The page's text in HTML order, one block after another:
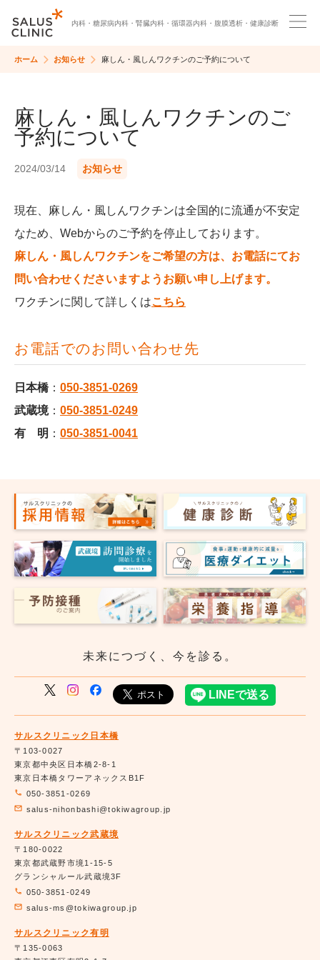
内科・ 糖尿病内科・ 腎臓内科・ 循環器内科・ 腹膜透析・ 健康診断
ホーム お知らせ 麻しん・風しんワクチンのご予約について
麻しん・風しんワクチンのご
予約について
2024/03/14 お知らせ
現在、麻しん・風しんワクチンは全国的に流通が不安定
なため、Webからのご予約を停止しております。
麻しん・風しんワクチンをご希望の方は、お電話にてお
問い合わせくださいますようお願い申し上げます。
ワクチンに関して詳しくはこちら
お電話でのお問い合わせ先
日本橋： 050-3851-0269
武蔵境： 050-3851-0249
有 明 ： 050-3851-0041
未来につづく、今を診る。
サルスクリニック日本橋
〒103-0027
東京都中央区日本橋2-8-1
東京日本橋タワーアネックスB1F
050-3851-0269
salus-nihonbashi@tokiwagroup.jp
サルスクリニック武蔵境
〒180-0022
東京都武蔵野市境1-15-5
グランシャルール武蔵境3F
050-3851-0249
salus-ms@tokiwagroup.jp
サルスクリニック有明
〒135-0063